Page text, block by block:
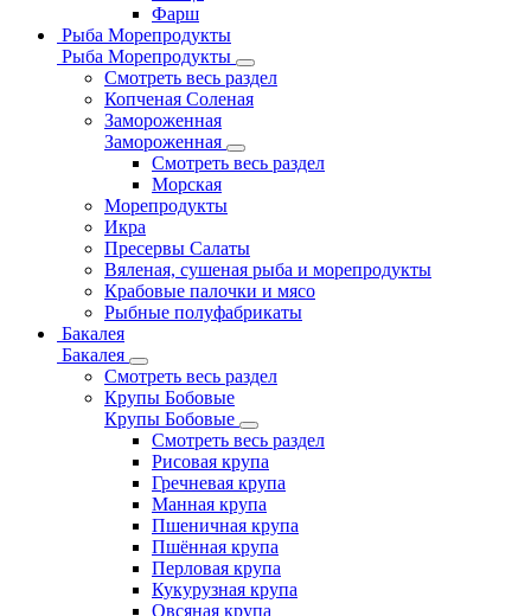
Фарш
Рыба Морепродукты
Рыба Морепродукты
Смотреть весь раздел
Копченая Соленая
Замороженная
Замороженная
Смотреть весь раздел
Морская
Морепродукты
Икра
Пресервы Салаты
Вяленая, сушеная рыба и морепродукты
Крабовые палочки и мясо
Рыбные полуфабрикаты
Бакалея
Бакалея
Смотреть весь раздел
Крупы Бобовые
Крупы Бобовые
Смотреть весь раздел
Рисовая крупа
Гречневая крупа
Манная крупа
Пшеничная крупа
Пшённая крупа
Перловая крупа
Кукурузная крупа
Овсяная крупа